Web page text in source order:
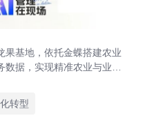
果基地，依托金蝶搭建农业
数据，实现精准农业与业财
转型